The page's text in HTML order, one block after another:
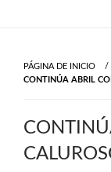
al
PÁGINA DE INICIO
CONTINÚA ABRIL